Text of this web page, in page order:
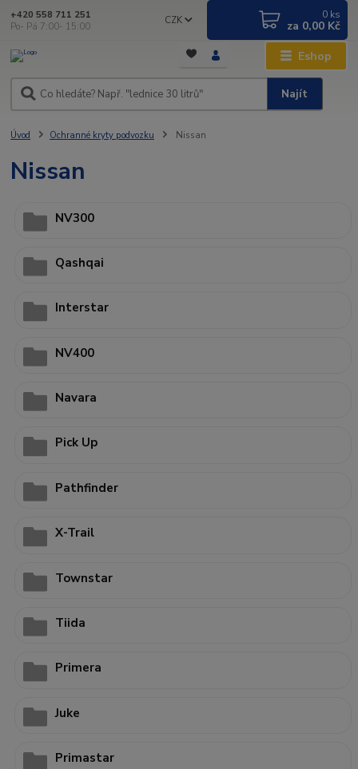
Eshop
CZK
Najít
+420 558 711 251
Po- Pá 7:00- 15:00
0 ks
za 0,00 Kč
Úvod Ochranné kryty podvozku Nissan
Nissan
NV300
Qashqai
Interstar
NV400
Navara
Pick Up
Pathfinder
X-Trail
Townstar
Tiida
Primera
Juke
Primastar